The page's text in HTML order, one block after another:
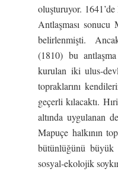
oluşturuyor.
Antlaşması sonucu
belirlenmişti.
(1810) bu
kurulan iki ulus-
topraklarını
geçerli kılacaktı.
altında uygulanan
Mapuçe halkının
bütünlüğünü büyük
sosyal-ekolojik